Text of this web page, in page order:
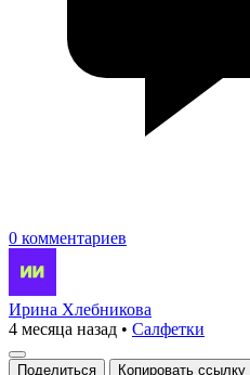
0 комментариев
Ирина Хлебникова
4 месяца назад • Салфетки
Поделиться Копировать ссылку